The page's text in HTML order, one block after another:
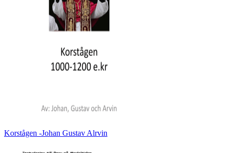
Korstågen -Johan Gustav Alrvin